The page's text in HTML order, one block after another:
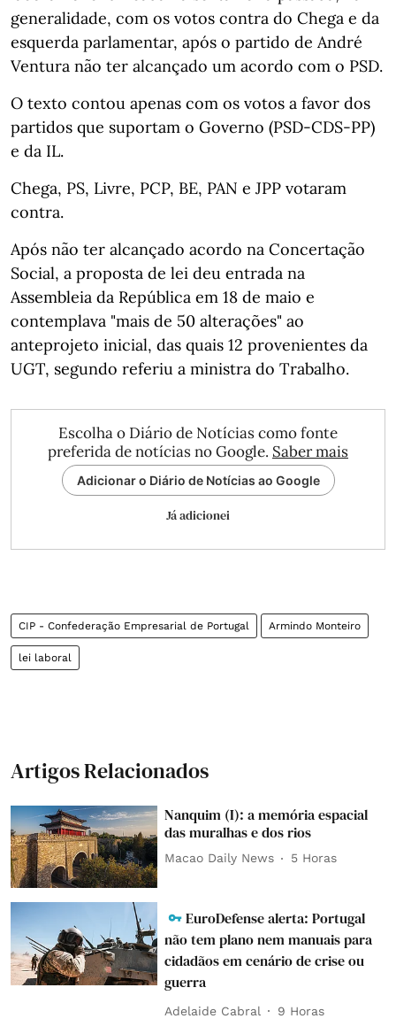
generalidade, com os votos contra do Chega e da
esquerda parlamentar, após o partido de André
Ventura não ter alcançado um acordo com o PSD.
O texto contou apenas com os votos a favor dos
partidos que suportam o Governo (PSD-CDS-PP)
e da IL.
Chega, PS, Livre, PCP, BE, PAN e JPP votaram
contra.
Após não ter alcançado acordo na Concertação
Social, a proposta de lei deu entrada na
Assembleia da República em 18 de maio e
contemplava "mais de 50 alterações" ao
anteprojeto inicial, das quais 12 provenientes da
UGT, segundo referiu a ministra do Trabalho.
Escolha o Diário de Notícias como fonte
preferida de notícias no Google. Saber mais
Adicionar o Diário de Notícias ao Google
Já adicionei
CIP - Confederação Empresarial de Portugal Armindo Monteiro
lei laboral
Artigos Relacionados
Nanquim (I): a memória espacial
das muralhas e dos rios
Macao Daily News 5 Horas
EuroDefense alerta: Portugal
não tem plano nem manuais para
cidadãos em cenário de crise ou
guerra
Adelaide Cabral 9 Horas